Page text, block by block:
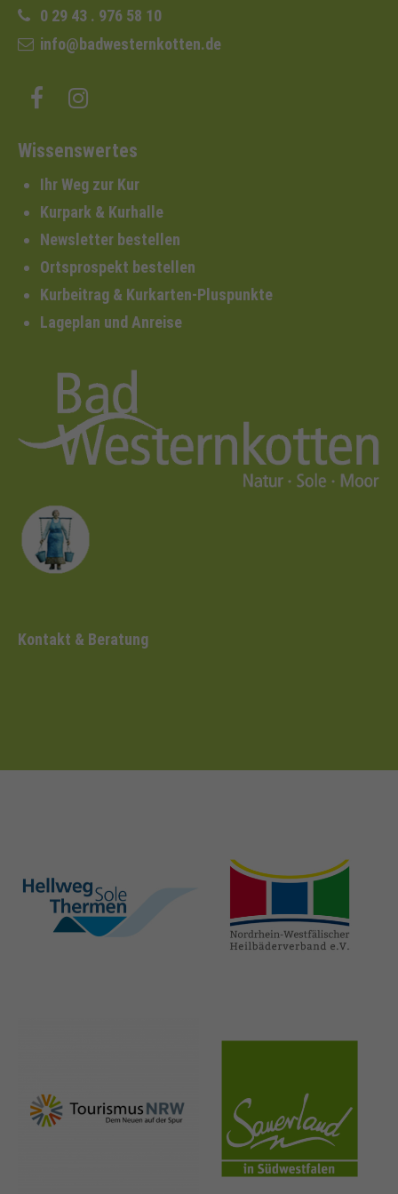
0 29 43 . 976 58 10
info@badwesternkotten.de
Wissenswertes
Ihr Weg zur Kur
Kurpark & Kurhalle
Newsletter bestellen
Ortsprospekt bestellen
Kurbeitrag & Kurkarten-Pluspunkte
Lageplan und Anreise
Kontakt & Beratung
hellweg-sole-
thermen.de
heilbaeder.de
nrw-
tourismus.de
sauerland.co
m